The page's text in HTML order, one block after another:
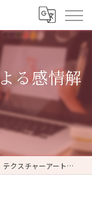
る感情解
テクスチャーアートによる感情解放